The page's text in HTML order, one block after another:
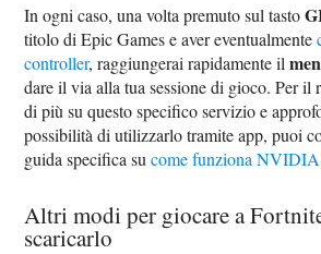
In ogni caso, una volta premuto sul tasto
titolo di Epic Games e aver eventualmente
controller, raggiungerai rapidamente il
dare il via alla tua sessione di gioco. Per il
di più su questo specifico servizio e
possibilità di utilizzarlo tramite app, puoi
guida specifica sucome funziona
Altri modi per giocare a
scaricarlo